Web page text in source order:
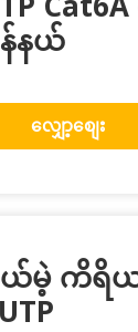
န်နယ်
လျှော့စျေး
ယ်မဲ့ ကိရိ